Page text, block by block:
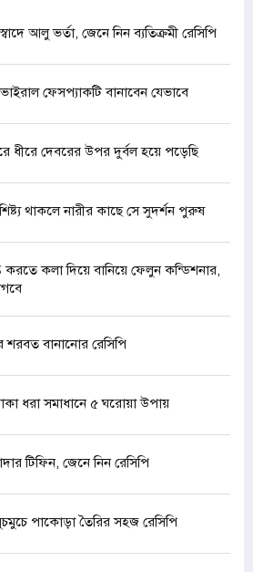
আলু ভর্তা, জেনে নিন ব্যতিক্রমী রেসিপি
ফেসপ্যাকটি বানাবেন যেভাবে
ধীরে দেবরের উপর দুর্বল হয়ে পড়েছি
থাকলে নারীর কাছে সে সুদর্শন পুরুষ
করতে কলা দিয়ে বানিয়ে ফেলুন কন্ডিশনার,
শরবত বানানোর রেসিপি
ধরা সমাধানে ৫ ঘরোয়া উপায়
টিফিন, জেনে নিন রেসিপি
পাকোড়া তৈরির সহজ রেসিপি